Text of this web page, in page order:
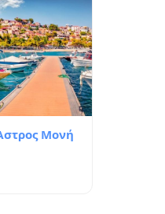
Μονή